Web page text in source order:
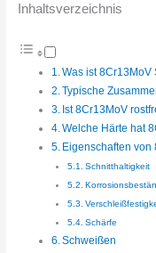
Inhaltsverzeichnis
Was ist 8Cr13MoV
Typische
Ist 8Cr13MoV
Welche Härte hat
Eigenschaften von
Schnitthaltigkeit
Schärfe
Schweißen